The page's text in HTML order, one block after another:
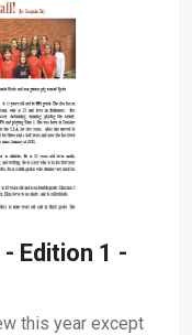
Edition 1 -
this year except